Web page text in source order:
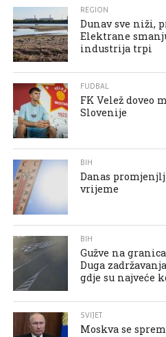
REGION
Dunav sve niži,
Elektrane
industrija trpi
FUDBAL
FK Velež doveo
Slovenije
BIH
Danas
vrijeme
BIH
Gužve na
Duga
gdje su najveće
SVIJET
Moskva se